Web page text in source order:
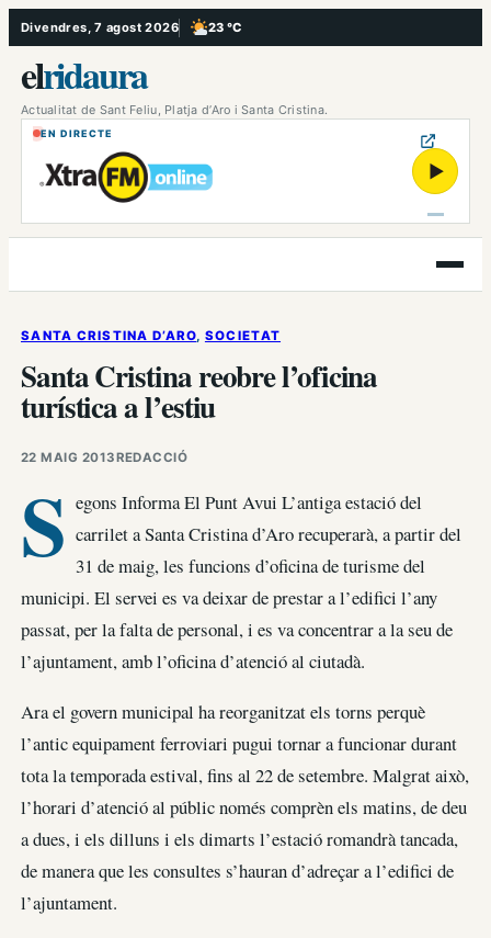
Vés
al
contingut
Divendres, 7 agost 2026 23 °C
, Poc ennuvolat
elridaura
Actualitat de Sant Feliu, Platja d’Aro i Santa Cristina.
EN DIRECTE
▶
Obre
el
SANTA CRISTINA D’ARO, SOCIETAT
Santa Cristina reobre l’oficina
turística a l’estiu
22 MAIG 2013REDACCIÓ
S egons Informa El Punt Avui L’antiga estació del
carrilet a Santa Cristina d’Aro recuperarà, a partir del
31 de maig, les funcions d’oficina de turisme del
municipi. El servei es va deixar de prestar a l’edifici l’any
passat, per la falta de personal, i es va concentrar a la seu de
l’ajuntament, amb l’oficina d’atenció al ciutadà.
Ara el govern municipal ha reorganitzat els torns perquè
l’antic equipament ferroviari pugui tornar a funcionar durant
tota la temporada estival, fins al 22 de setembre. Malgrat això,
l’horari d’atenció al públic només comprèn els matins, de deu
a dues, i els dilluns i els dimarts l’estació romandrà tancada,
de manera que les consultes s’hauran d’adreçar a l’edifici de
l’ajuntament.